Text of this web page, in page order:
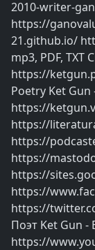
2010-writer-
https://
21.github.io/
mp3, PDF, TXT
https://
Poetry Ket Gun
https://
https://
https://
https://
https://
https://
https://
Поэт Ket Gun -
https://